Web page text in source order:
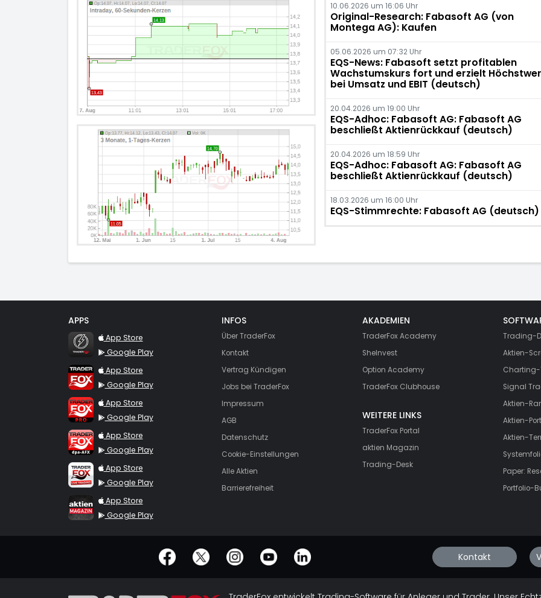
10.06.2026 um 16:06 Uhr
Original-Research: Fabasoft AG (von
Montega AG): Kaufen
05.06.2026 um 07:32 Uhr
EQS-News: Fabasoft setzt profitablen
Wachstumskurs fort und erzielt
bei Umsatz und EBIT (deutsch)
20.04.2026 um 19:00 Uhr
EQS-Adhoc: Fabasoft AG: Fabasoft AG
beschließt Aktienrückkauf (deutsch)
20.04.2026 um 18:59 Uhr
EQS-Adhoc: Fabasoft AG: Fabasoft AG
beschließt Aktienrückkauf (deutsch)
18.03.2026 um 16:00 Uhr
EQS-Stimmrechte: Fabasoft AG (deutsch)
APPS
TraderFox Flash
App Store
Google Play
TraderFox App
App Store
Google Play
TraderFox Pro
App Store
Google Play
TraderFox dpa-AFX ProFeed
App Store
Google Play
TraderFox Live Trading
App Store
Google Play
TraderFox aktien Magazin
App Store
Google Play
INFOS
Über TraderFox
Kontakt
Vertrag Kündigen
Jobs bei TraderFox
Impressum
AGB
Datenschutz
Cookie-Einstellungen
Alle Aktien
Barrierefreiheit
AKADEMIEN
TraderFox Academy
SheInvest
Option Academy
TraderFox Clubhouse
WEITERE LINKS
TraderFox Portal
aktien Magazin
Trading-Desk
Trading-
Aktien-
Charting-
Signal
Aktien-
Aktien-
Aktien-
Paper:
Portfolio-
offizielle Social Media-Accounts
Kontakt